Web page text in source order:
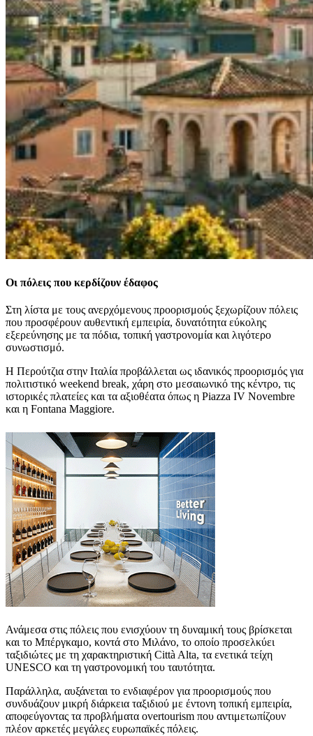
Οι πόλεις που κερδίζουν έδαφος
Στη λίστα με τους ανερχόμενους προορισμούς ξεχωρίζουν πόλεις
που προσφέρουν αυθεντική εμπειρία, δυνατότητα εύκολης
εξερεύνησης με τα πόδια, τοπική γαστρονομία και λιγότερο
συνωστισμό.
Η Περούτζια στην Ιταλία προβάλλεται ως ιδανικός προορισμός για
πολιτιστικό weekend break, χάρη στο μεσαιωνικό της κέντρο, τις
ιστορικές πλατείες και τα αξιοθέατα όπως η Piazza IV Novembre
και η Fontana Maggiore.
Ανάμεσα στις πόλεις που ενισχύουν τη δυναμική τους βρίσκεται
και το Μπέργκαμο, κοντά στο Μιλάνο, το οποίο προσελκύει
ταξιδιώτες με τη χαρακτηριστική Città Alta, τα ενετικά τείχη
UNESCO και τη γαστρονομική του ταυτότητα.
Παράλληλα, αυξάνεται το ενδιαφέρον για προορισμούς που
συνδυάζουν μικρή διάρκεια ταξιδιού με έντονη τοπική εμπειρία,
αποφεύγοντας τα προβλήματα overtourism που αντιμετωπίζουν
πλέον αρκετές μεγάλες ευρωπαϊκές πόλεις.